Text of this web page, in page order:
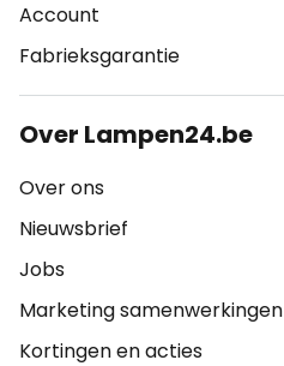
Account
Fabrieksgarantie
Over Lampen24.be
Over ons
Nieuwsbrief
Jobs
Marketing samenwerkingen
Kortingen en acties